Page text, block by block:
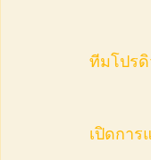
ทีมโปร
เปิดการ